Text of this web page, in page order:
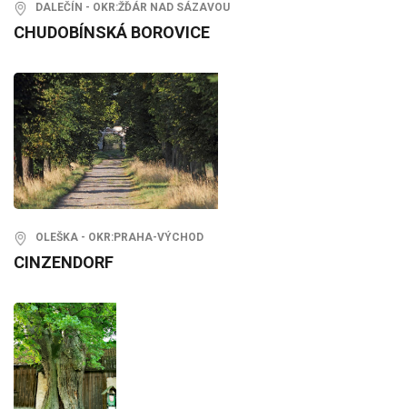
DALEČÍN - OKR:ŽĎÁR NAD SÁZAVOU
CHUDOBÍNSKÁ BOROVICE
OLEŠKA - OKR:PRAHA-VÝCHOD
CINZENDORF